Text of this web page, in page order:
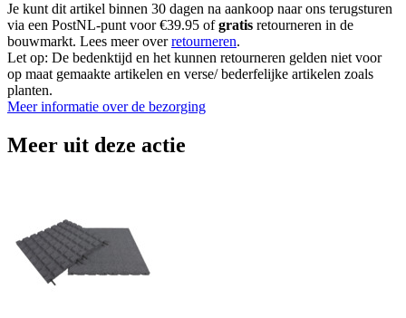
Je kunt dit artikel binnen 30 dagen na aankoop naar ons terugsturen
via een PostNL-punt voor €39.95 ofgratis retourneren in de
bouwmarkt. Lees meer overretourneren.
Let op: De bedenktijd en het kunnen retourneren gelden niet voor
op maat gemaakte artikelen en verse/ bederfelijke artikelen zoals
planten.
Meer informatie over de bezorging
Meer uit deze actie